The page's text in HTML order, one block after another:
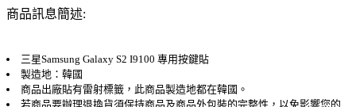
商品訊息簡述:
三星Samsung Galaxy S2 I9100 專用按鍵貼
製造地：韓國
商品出廠貼有雷射標籤，此商品製造地都在韓國。
若商品要辦理退換貨須保持商品及商品外包裝的完整性，以免影響您的